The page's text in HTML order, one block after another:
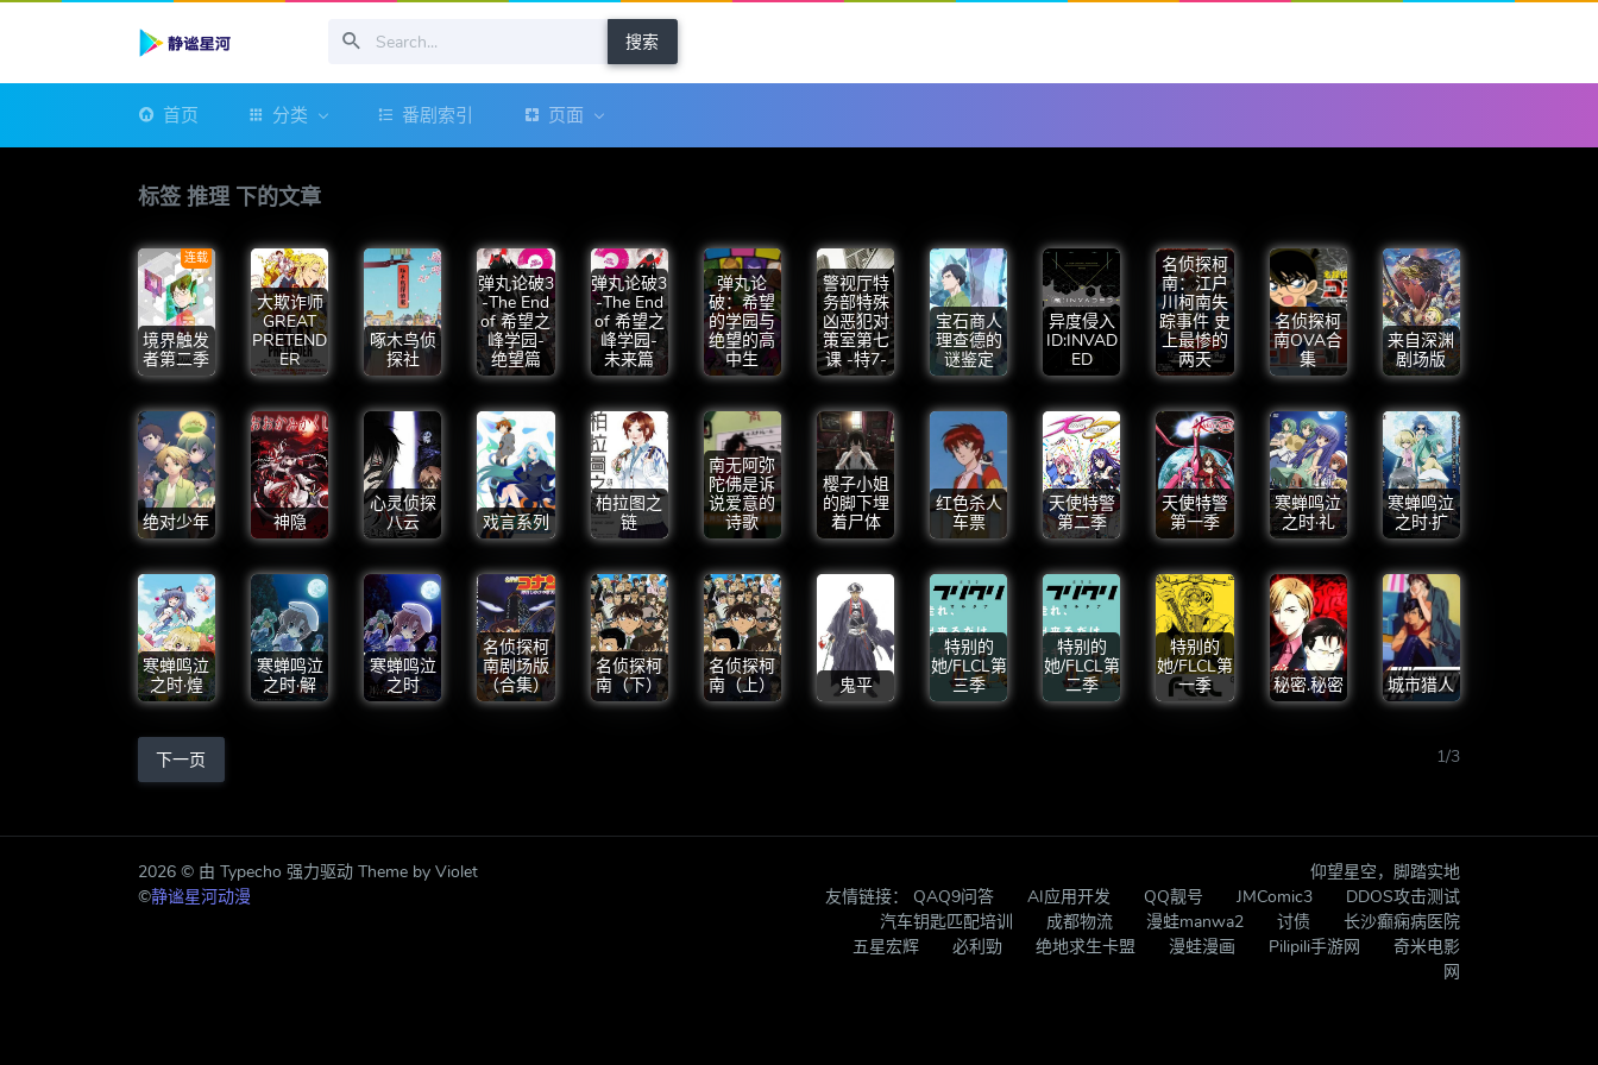
搜索
首页 分类 番剧索引 页面
标签 推理 下的文章
境界触发
者第二季
连载
大欺诈师
GREAT
PRETEND
ER
啄木鸟侦
探社
弹丸论破3
-The End
of 希望之
峰学园-
绝望篇
弹丸论破3
-The End
of 希望之
峰学园-
未来篇
弹丸论
破：希望
的学园与
绝望的高
中生
警视厅特
务部特殊
凶恶犯对
策室第七
课 -特7-
宝石商人
理查德的
谜鉴定
异度侵入
ID:INVAD
ED
名侦探柯
南：江户
川柯南失
踪事件 史
上最惨的
两天
名侦探柯
南OVA合
集
来自深渊
剧场版
绝对少年 神隐
心灵侦探
八云
戏言系列
柏拉图之
链
南无阿弥
陀佛是诉
说爱意的
诗歌
樱子小姐
的脚下埋
着尸体
红色杀人
车票
天使特警
第二季
天使特警
第一季
寒蝉鸣泣
之时·礼
寒蝉鸣泣
之时·扩
寒蝉鸣泣
之时·煌
寒蝉鸣泣
之时·解
寒蝉鸣泣
之时
名侦探柯
南剧场版
（合集）
名侦探柯
南（下）
名侦探柯
南（上）
鬼平
特别的
她/FLCL第
三季
特别的
她/FLCL第
二季
特别的
她/FLCL第
一季
秘密.秘密 城市猎人
下一页 1/3
2026 © 由 Typecho 强力驱动 Theme by Violet
©静谧星河动漫
仰望星空，脚踏实地
友情链接： QAQ9问答 AI应用开发 QQ靓号 JMComic3
DDOS攻击测试
汽车钥匙匹配培训
成都物流 漫蛙manwa2 讨债
长沙癫痫病医院
五星宏辉
必利勁 绝地求生卡盟 漫蛙漫画 Pilipili手游网
奇米电影
网